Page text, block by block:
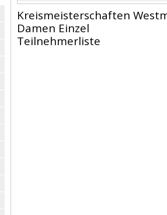
Kreismeisterschaften
Damen Einzel
Teilnehmerliste